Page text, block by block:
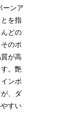
ーンア
を指
どの
のボ
が高
。艶
ンボ
、ダ
すい